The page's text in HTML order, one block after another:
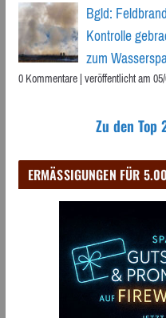
Bgld:
Kontrolle
zum
0 Kommentare|veröffentlicht am
Zu den Top
ERMÄSSIGUNGEN FÜR